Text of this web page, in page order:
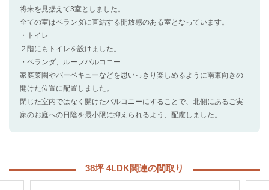
将来を見据えて3室としました。
全ての室はベランダに直結する開放感のある室となっています。
・トイレ
２階にもトイレを設けました。
・ベランダ、ルーフバルコニー
家庭菜園やバーベキューなどを思いっきり楽しめるように南東向きの
開けた位置に配置しました。
閉じた室内ではなく開けたバルコニーにすることで、北側にあるご実
家のお庭への日陰を最小限に抑えられるよう、配慮しました。
38坪 4LDK関連の間取り